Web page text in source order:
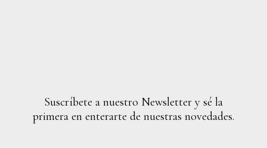
Suscríbete a nuestro Newsletter y sé la
primera en enterarte de nuestras novedades.